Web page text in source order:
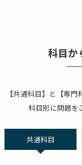
科目か
【共通科目】と【専
科目別に問題を
共通科目